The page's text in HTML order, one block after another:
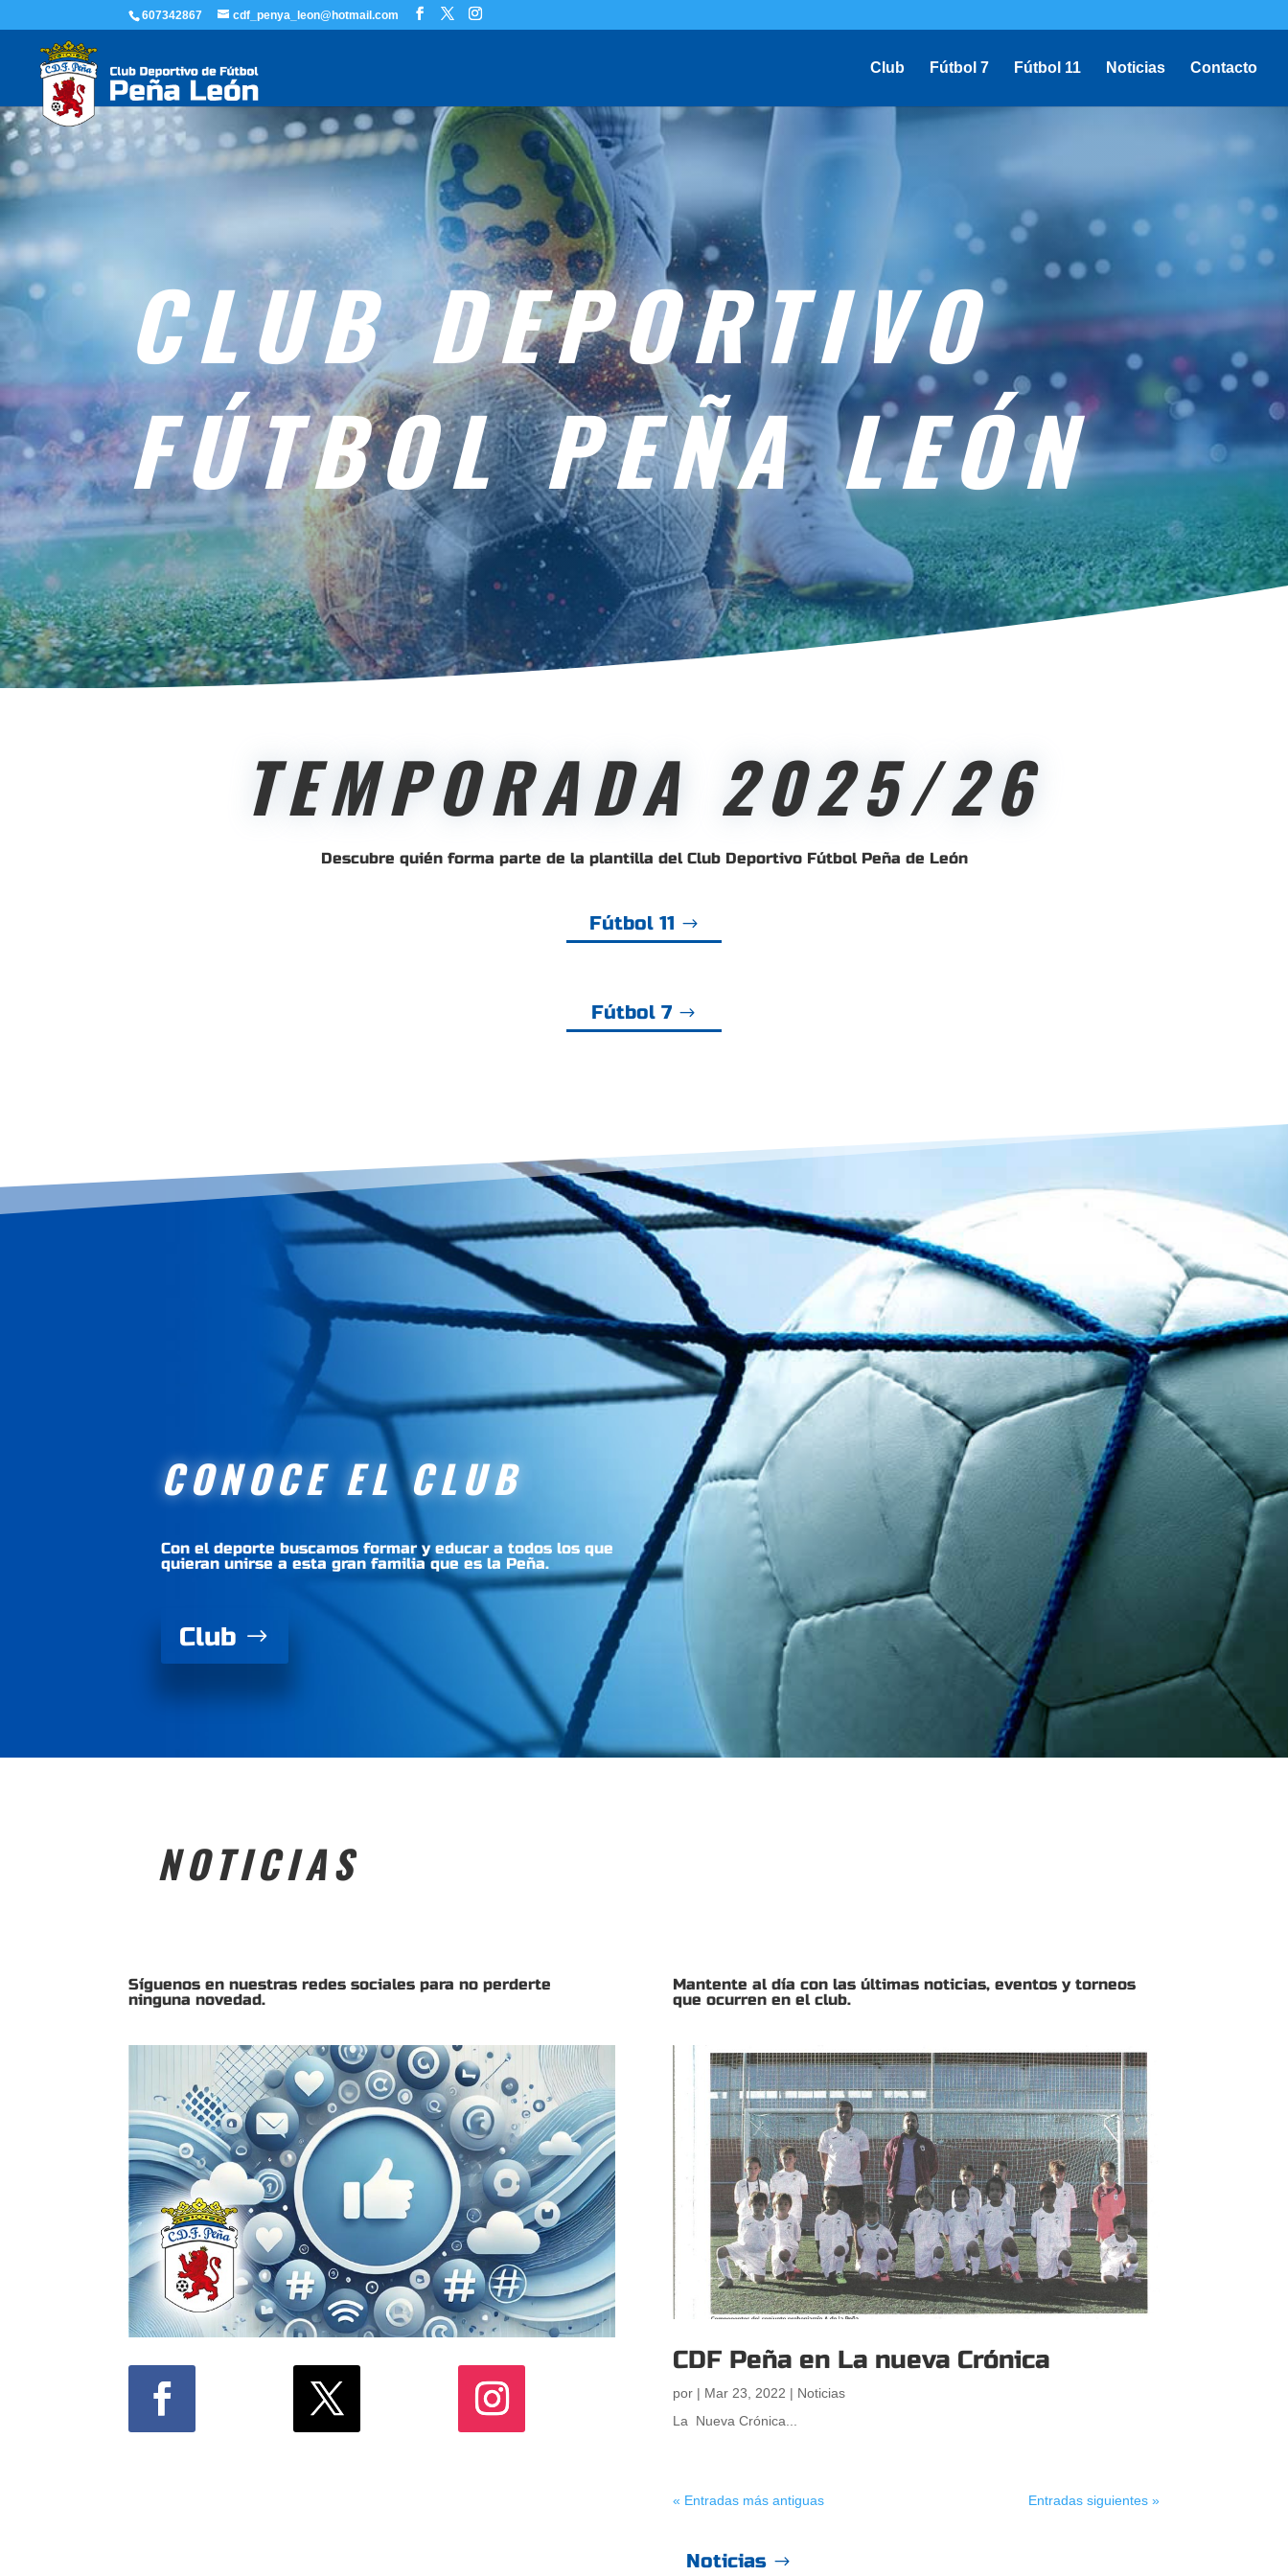
607342867 cdf_penya_leon@hotmail.com
Club Fútbol 7 Fútbol 11 Noticias Contacto
CLUB DEPORTIVO
FÚTBOL PEÑA LEÓN
TEMPORADA 2025/26
Descubre quién forma parte de la plantilla del Club Deportivo Fútbol Peña de León
Fútbol 11
Fútbol 7
CONOCE EL CLUB
Con el deporte buscamos formar y educar a todos los que
quieran unirse a esta gran familia que es la Peña.
Club
NOTICIAS
Síguenos en nuestras redes sociales para no perderte
ninguna novedad.
Mantente al día con las últimas noticias, eventos y torneos
que ocurren en el club.
CDF Peña en La nueva Crónica
por | Mar 23, 2022 | Noticias
La Nueva Crónica...
« Entradas más antiguas Entradas siguientes »
Noticias